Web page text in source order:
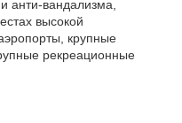
анти-вандализма,
высокой
крупные
рекреационные